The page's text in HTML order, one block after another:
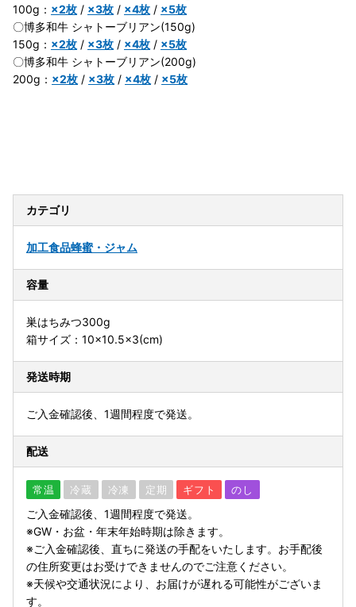
100g： ×2枚 / ×3枚 / ×4枚 / ×5枚
〇博多和牛 シャトーブリアン(150g)
150g： ×2枚 / ×3枚 / ×4枚 / ×5枚
〇博多和牛 シャトーブリアン(200g)
200g： ×2枚 / ×3枚 / ×4枚 / ×5枚
カテゴリ
加工食品蜂蜜・ジャム
容量
巣はちみつ300g
箱サイズ：10×10.5×3(cm)
発送時期
ご入金確認後、1週間程度で発送。
配送
常温 冷蔵 冷凍 定期 ギフト のし
ご入金確認後、1週間程度で発送。
※GW・お盆・年末年始時期は除きます。
※ご入金確認後、直ちに発送の手配をいたします。お手配後
の住所変更はお受けできませんのでご注意ください。
※天候や交通状況により、お届けが遅れる可能性がございま
す。